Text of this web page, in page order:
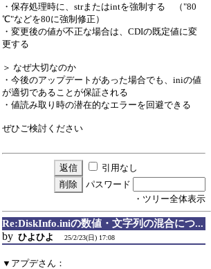
・保存処理時に、strまたはintを強制する （"80
℃"などを80に強制修正）
・変更後の値が不正な場合は、CDIの既定値に変
更する
＞ なぜ大切なのか
・今後のアップデートがあった場合でも、iniの値
が適切であることが保証される
・値読み取り時の潜在的なエラーを回避できる
ぜひご検討ください
引用なし
パスワード
・ツリー全体表示
Re:DiskInfo.iniの数値・文字列の混合につ...
by ひよひよ 25/2/23(日) 17:08
▼アプデさん：